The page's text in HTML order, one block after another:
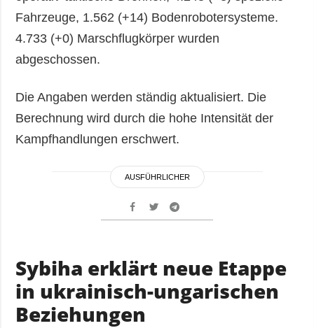
Fahrzeuge, 1.562 (+14) Bodenrobotersysteme.
4.733 (+0) Marschflugkörper wurden
abgeschossen.
Die Angaben werden ständig aktualisiert. Die
Berechnung wird durch die hohe Intensität der
Kampfhandlungen erschwert.
AUSFÜHRLICHER
Sybiha erklärt neue Etappe
in ukrainisch-ungarischen
Beziehungen